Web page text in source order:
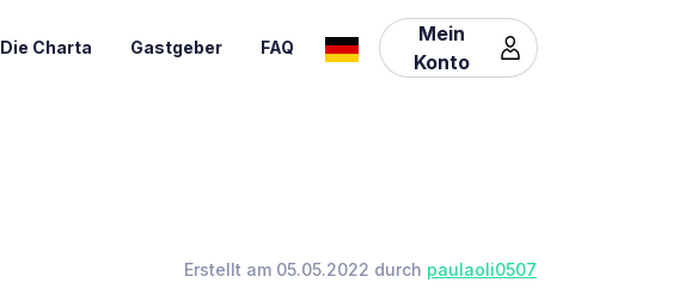
Die Charta Gastgeber FAQ
Mein
Konto
Erstellt am 05.05.2022 durch paulaoli0507